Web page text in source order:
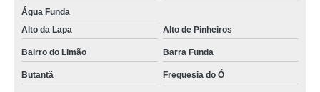
Água Funda
Alto da Lapa
Alto de Pinheiros
Bairro do Limão Barra Funda
Butantã Freguesia do Ó